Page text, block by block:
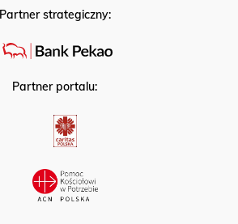
Partner strategiczny:
Partner portalu: